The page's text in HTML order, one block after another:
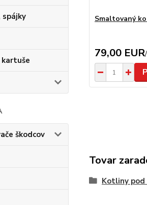
spájky
kartuše
škodcov
Smaltovaný
79,00 EUR/
Tovar
Kotliny